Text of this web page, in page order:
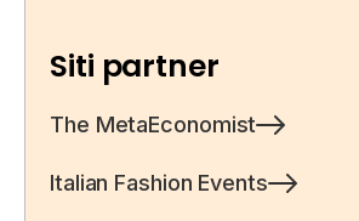
Siti partner
The MetaEconomist
Italian Fashion Events